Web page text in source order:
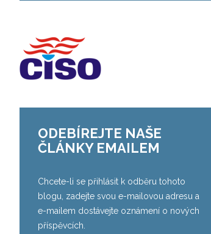
ODEBÍREJTE NAŠE
ČLÁNKY EMAILEM
Chcete-li se přihlásit k odběru tohoto
blogu, zadejte svou e-mailovou adresu a
e-mailem dostávejte oznámení o nových
příspěvcích.